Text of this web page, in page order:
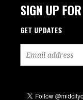
SIGN UP
GET UPDATES